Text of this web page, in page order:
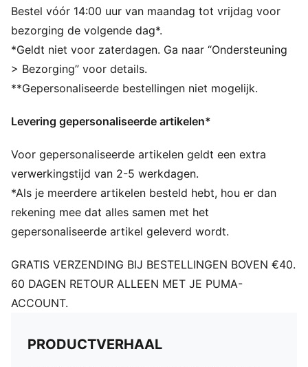
comfort, de hele dag door
DETAILS
Breedte: Normaal
Type neus: Rond
Sluiting: Elastiek
Type hak: Plateauzool
Bestel vóór 14:00 uur van maandag tot vrijdag voor
bezorging de volgende dag*.
*Geldt niet voor zaterdagen. Ga naar “Ondersteuning
> Bezorging” voor details.
**Gepersonaliseerde bestellingen niet mogelijk.
Levering gepersonaliseerde artikelen*
Voor gepersonaliseerde artikelen geldt een extra
verwerkingstijd van 2-5 werkdagen.
*Als je meerdere artikelen besteld hebt, hou er dan
rekening mee dat alles samen met het
gepersonaliseerde artikel geleverd wordt.
GRATIS VERZENDING BIJ BESTELLINGEN BOVEN €40.
60 DAGEN RETOUR ALLEEN MET JE PUMA-
ACCOUNT.
PRODUCTVERHAAL